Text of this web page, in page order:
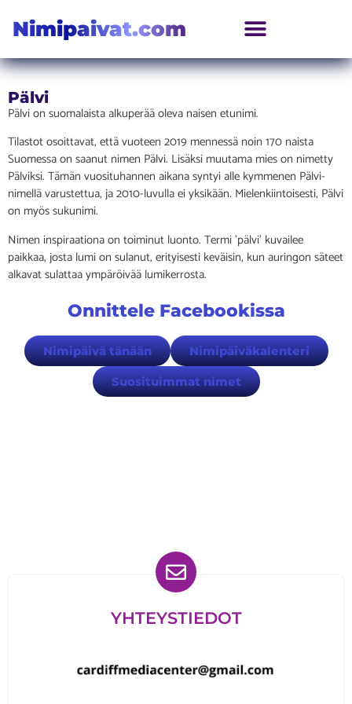
Nimipaivat.com
Pälvi
Pälvi on suomalaista alkuperää oleva naisen etunimi.
Tilastot osoittavat, että vuoteen 2019 mennessä noin 170 naista
Suomessa on saanut nimen Pälvi. Lisäksi muutama mies on nimetty
Pälviksi. Tämän vuosituhannen aikana syntyi alle kymmenen Pälvi-
nimellä varustettua, ja 2010-luvulla ei yksikään. Mielenkiintoisesti, Pälvi
on myös sukunimi.
Nimen inspiraationa on toiminut luonto. Termi ’pälvi’ kuvailee
paikkaa, josta lumi on sulanut, erityisesti keväisin, kun auringon säteet
alkavat sulattaa ympäröivää lumikerrosta.
Onnittele Facebookissa
Nimipäivä tänään Nimipäiväkalenteri
Suosituimmat nimet
YHTEYSTIEDOT